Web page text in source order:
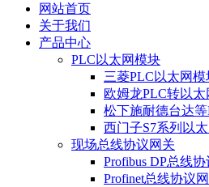
网站首页
关于我们
产品中心
PLC以太网模块
三菱PLC以太网模
欧姆龙PLC转以
松下施耐德台达
西门子S7系列以太
现场总线协议网关
Profibus DP总线
Profinet总线协议